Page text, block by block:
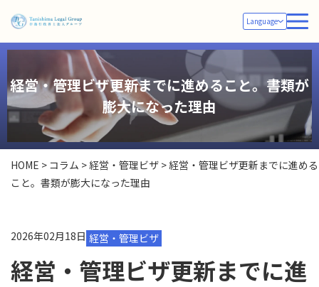
Language
経営・管理ビザ更新までに進めること。書類が
膨大になった理由
HOME > コラム >経営・管理ビザ >経営・管理ビザ更新までに進める
こと。書類が膨大になった理由
2026年02月18日 経営・管理ビザ
経営・管理ビザ更新までに進